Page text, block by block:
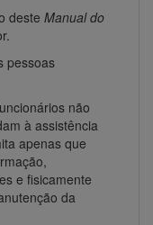
deste Manual do
pessoas
não
à assistência
apenas que
e fisicamente
da